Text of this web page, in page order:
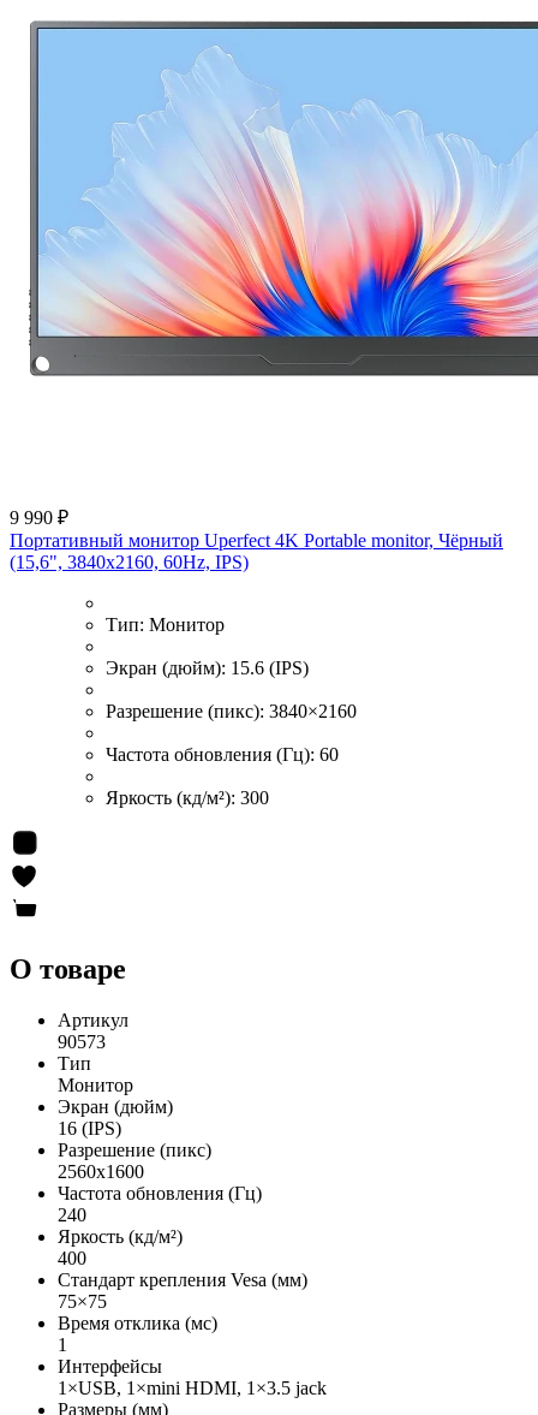
9 990 ₽
Портативный монитор Uperfect 4K Portable monitor, Чёрный
(15,6", 3840х2160, 60Hz, IPS)
Тип: Монитор
Экран (дюйм): 15.6 (IPS)
Разрешение (пикс): 3840×2160
Частота обновления (Гц): 60
Яркость (кд/м²): 300
О товаре
Артикул
90573
Тип
Монитор
Экран (дюйм)
16 (IPS)
Разрешение (пикс)
2560x1600
Частота обновления (Гц)
240
Яркость (кд/м²)
400
Стандарт крепления Vesa (мм)
75×75
Время отклика (мс)
1
Интерфейсы
1×USB, 1×mini HDMI, 1×3.5 jack
Размеры (мм)